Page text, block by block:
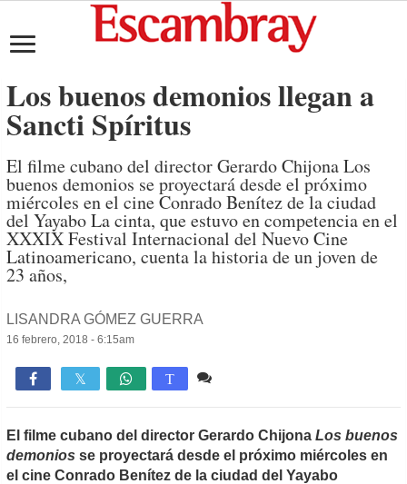
Los buenos demonios llegan a
Sancti Spíritus
El filme cubano del director Gerardo Chijona Los
buenos demonios se proyectará desde el próximo
miércoles en el cine Conrado Benítez de la ciudad
del Yayabo La cinta, que estuvo en competencia en el
XXXIX Festival Internacional del Nuevo Cine
Latinoamericano, cuenta la historia de un joven de
23 años,
LISANDRA GÓMEZ GUERRA
16 febrero, 2018 - 6:15am
 T
El filme cubano del director Gerardo ChijonaLos buenos
demonios se proyectará desde el próximo miércoles en
el cine Conrado Benítez de la ciudad del Yayabo